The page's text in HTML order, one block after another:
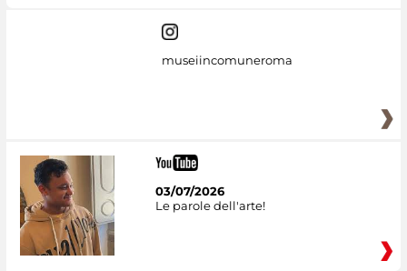
museiincomuneroma
03/07/2026
Le parole dell'arte!